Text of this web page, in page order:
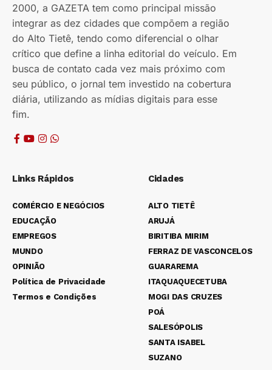
2000, a GAZETA tem como principal missão
integrar as dez cidades que compõem a região
do Alto Tietê, tendo como diferencial o olhar
crítico que define a linha editorial do veículo. Em
busca de contato cada vez mais próximo com
seu público, o jornal tem investido na cobertura
diária, utilizando as mídias digitais para esse
fim.
Links Rápidos
COMÉRCIO E NEGÓCIOS
EDUCAÇÃO
EMPREGOS
MUNDO
OPINIÃO
Política de Privacidade
Termos e Condições
Cidades
ALTO TIETÊ
ARUJÁ
BIRITIBA MIRIM
FERRAZ DE VASCONCELOS
GUARAREMA
ITAQUAQUECETUBA
MOGI DAS CRUZES
POÁ
SALESÓPOLIS
SANTA ISABEL
SUZANO